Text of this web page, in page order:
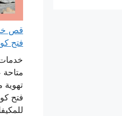
فتح
تهوية
فتح